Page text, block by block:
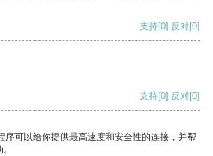
支持[0] 反对[0]
支持[0] 反对[0]
序可以给你提供最高速度和安全性的连接，并帮